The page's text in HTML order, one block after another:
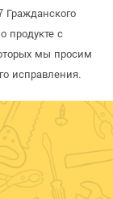
Гражданского
продукте с
мы просим
исправления.